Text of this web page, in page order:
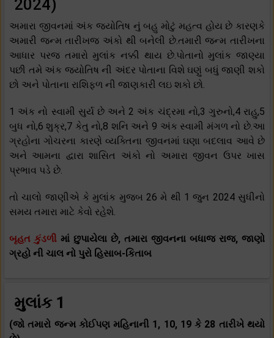
2024)
અમારા જીવનમાં અંક જ્યોતિષ નું બહુ મોટું મહત્વ હોય છે કારણકે
અમારી જન્મ તારીખજ અંકો થી બનેલી છે.તમારી જન્મ તારીખના
આધાર પરજ તમારો મુલાંક નક્કી થાય છે.પોતાનો મુલાંક જાણ્યા
પછી તમે અંક જ્યોતિષ ની અંદર પોતાના વિશે ઘણું બધું જાણી શકો
છો અને પોતાના રાશિફળ ની જાણકારી લઇ શકો છો.
1 અંક નો સ્વામી સુર્ય છે અને 2 અંક ચંદ્રમા નો,3 ગુરુનો,4 રાહુ,5
બુધ નો,6 શુક્ર,7 કેતુ નો,8 શનિ અને 9 અંક સ્વામી મંગળ નો છે.આ
ગ્રહોના ગોચરના કારણે વ્યક્તિના જીવનમાં ઘણા બદલાવ આવે છે
અને આમના દ્વારા શાસિત અંકો નો અમારા જીવન ઉપર ખાસ
પ્રભાવ પડે છે.
તો ચાલો જાણીએ કે મુલાંક મુજબ 26 મે થી 1 જુન 2024 સુધીનો
સમય તમારા માટે કેવો રહેશે.
બૃહત કુંડળી માં છુપાયેલા છે, તમારા જીવનના બધાજ રાજ, જાણો
ગ્રહો ની ચાલ નો પુરો હિસાબ-કિતાબ
મુલાંક 1
(જો તમારો જન્મ કોઈપણ મહિનાની 1, 10, 19 કે 28 તારીખે થયો